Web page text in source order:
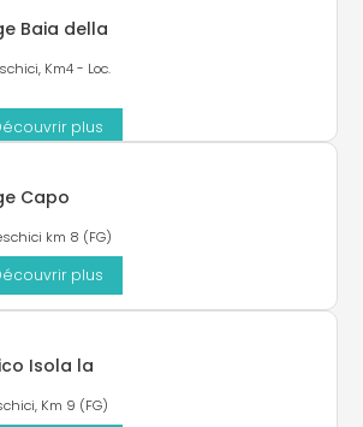
Baia della
Km4 - Loc.
plus
Capo
km 8 (FG)
plus
Isola la
Km 9 (FG)